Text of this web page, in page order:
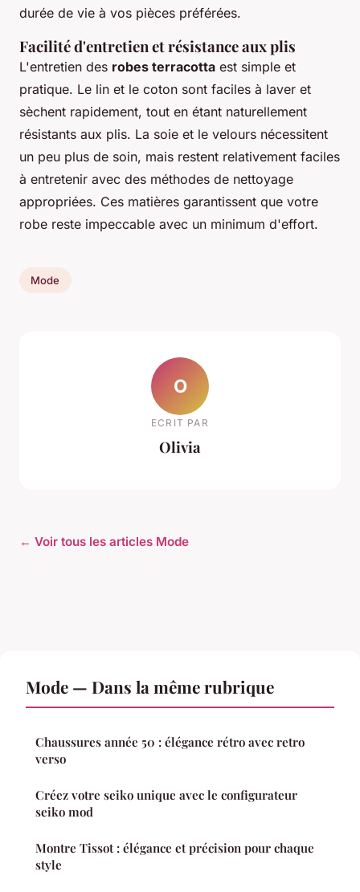
durée de vie à vos pièces préférées.
Facilité d'entretien et résistance aux plis
L'entretien des robes terracotta est simple et
pratique. Le lin et le coton sont faciles à laver et
sèchent rapidement, tout en étant naturellement
résistants aux plis. La soie et le velours nécessitent
un peu plus de soin, mais restent relativement faciles
à entretenir avec des méthodes de nettoyage
appropriées. Ces matières garantissent que votre
robe reste impeccable avec un minimum d'effort.
Mode
O
ECRIT PAR
Olivia
← Voir tous les articles Mode
Mode — Dans la même rubrique
Chaussures année 50 : élégance rétro avec retro
verso
Créez votre seiko unique avec le configurateur
seiko mod
Montre Tissot : élégance et précision pour chaque
style